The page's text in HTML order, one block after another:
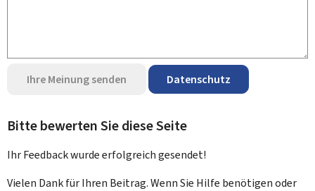
Ihre Meinung senden Datenschutz
Bitte bewerten Sie diese Seite
Ihr Feedback wurdeerfolgreichgesendet!
Vielen Dank für Ihren Beitrag. Wenn Sie Hilfe benötigen oder